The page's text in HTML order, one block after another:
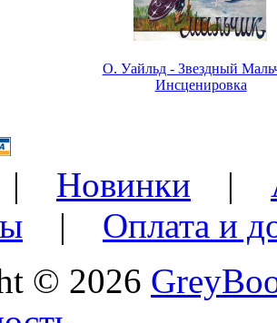
О. Уайльд - Звездный
Инсценировка
| Новинки |
| Оплата и
© 2026